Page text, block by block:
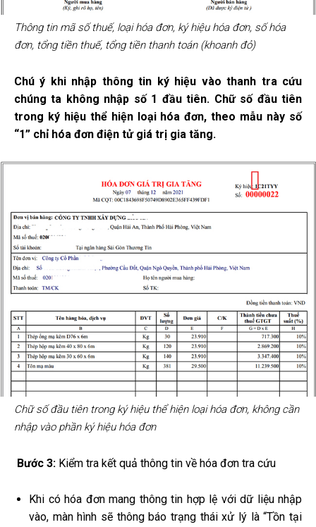
Thông tin mã số thuế, loại hóa đơn, ký hiệu hóa đơn, số hóa
đơn, tổng tiền thuế, tổng tiền thanh toán (khoanh đỏ)
Chú ý khi nhập thông tin ký hiệu vào thanh tra cứu
chúng ta không nhập số 1 đầu tiên. Chữ số đầu tiên
trong ký hiệu thể hiện loại hóa đơn, theo mẫu này số
“1” chỉ hóa đơn điện tử giá trị gia tăng.
Chữ số đầu tiên trong ký hiệu thể hiện loại hóa đơn, không cần
nhập vào phần ký hiệu hóa đơn
Bước 3: Kiểm tra kết quả thông tin về hóa đơn tra cứu
Khi có hóa đơn mang thông tin hợp lệ với dữ liệu nhập
vào, màn hình sẽ thông báo trạng thái xử lý là “Tồn tại